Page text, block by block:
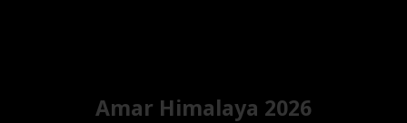
Amar Himalaya 2026